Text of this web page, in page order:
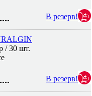
В резерв!
/ 30 шт.
В резерв!